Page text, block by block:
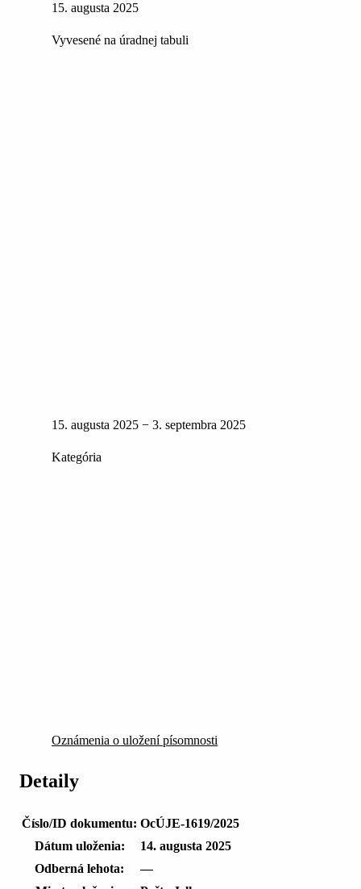
15. augusta 2025
Vyvesené na úradnej tabuli
15. augusta 2025 − 3. septembra 2025
Kategória
Oznámenia o uložení písomnosti
Detaily
Číslo/ID dokumentu: OcÚJE-1619/2025
Dátum uloženia:
14. augusta 2025
Odberná lehota:
—